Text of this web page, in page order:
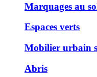
Marquages au
Espaces verts
Mobilier urbain
Abris